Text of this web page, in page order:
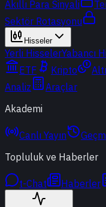
Akıllı Para Sinyali
Sektör Rotasyonu
Hisseler
Yerli HisselerYabancı
ETF
Kripto
Analiz
Araçlar
Akademi
Canlı Yayın
Topluluk ve Haberler
t-Chat Haberler